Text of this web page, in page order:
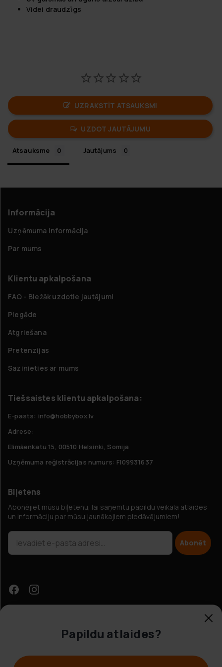
Videi draudzīgs
UZRAKSTĪT ATSAUKSMI
UZDOT JAUTĀJUMU
Atsauksme Jautājums
Informācija
Uzņēmuma informācija
Par mums
Klientu apkalpošana
FAQ - Biežāk uzdotie jautājumi
Piegāde
Atgriešana
Pretenzijas
Sazinieties ar mums
Tiešsaistes klientu apkalpošana:
E-pasts: info@hobbybox.lv
Adrese:
Elimäenkatu 15, 00510 Helsinki, Somija
Uzņēmuma reģistrācijas numurs: FI09931637
Biļetens
Abonējiet mūsu biļetenu, lai saņemtu papildu veikala atlaides
un informāciju par mūsu jaunākajiem piedāvājumiem!
Abonēt
Papildu atlaides?